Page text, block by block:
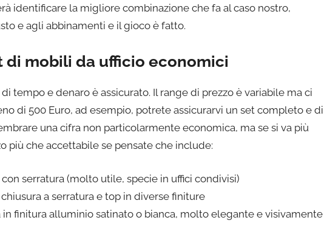
identificare la migliore combinazione che fa al caso nostro,
e agli abbinamenti e il gioco è fatto.
di mobili da ufficio economici
tempo e denaro è assicurato. Il range di prezzo è variabile ma ci
di 500 Euro, ad esempio, potrete assicurarvi un set completo e di
una cifra non particolarmente economica, ma se si va più
più che accettabile se pensate che include:
serratura (molto utile, specie in uffici condivisi)
a serratura e top in diverse finiture
finitura alluminio satinato o bianca, molto elegante e visivamente